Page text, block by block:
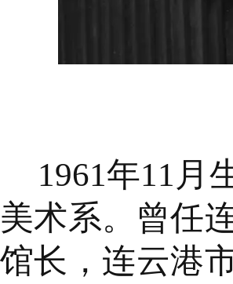
1961年11月
美术系。曾任
馆长，连云港